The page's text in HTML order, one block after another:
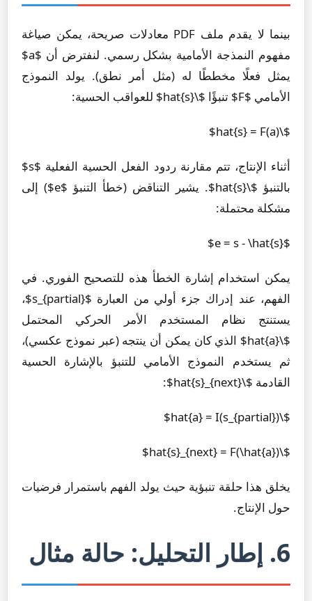
بينما لا يقدم ملف PDF معادلات صريحة، يمكن صياغة
مفهوم النمذجة الأمامية بشكل رسمي. لنفترض أن $a$
يمثل فعلًا مخططًا له (مثل أمر نطق). يولد النموذج
الأمامي $F$ تنبؤًا $\hat{s}$ للعواقب الحسية:
$\hat{s} = F(a)$
أثناء الإنتاج، تتم مقارنة ردود الفعل الحسية الفعلية $s$
بالتنبؤ $\hat{s}$. يشير التناقض (خطأ التنبؤ $e$) إلى
مشكلة محتملة:
$e = s - \hat{s}$
يمكن استخدام إشارة الخطأ هذه للتصحيح الفوري. في
الفهم، عند إدراك جزء أولي من العبارة $s_{partial}$،
يستنتج نظام المستخدم الأمر الحركي المحتمل
$\hat{a}$ الذي كان يمكن أن ينتجه (عبر نموذج عكسي)،
ثم يستخدم النموذج الأمامي للتنبؤ بالإشارة الحسية
القادمة $\hat{s}_{next}$:
$\hat{a} = I(s_{partial})$
$\hat{s}_{next} = F(\hat{a})$
يخلق هذا حلقة تنبؤية حيث يولد الفهم باستمرار فرضيات
حول الإنتاج.
6. إطار التحليل: حالة مثال